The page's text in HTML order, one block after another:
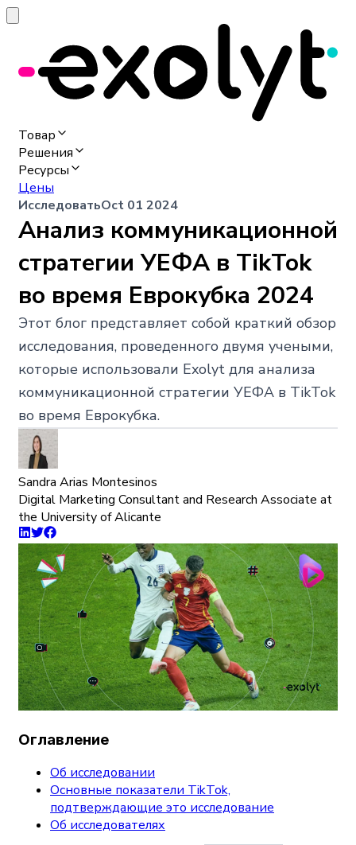
Товар
Решения
Ресурсы
Цены
ИсследоватьOct 01 2024
Анализ коммуникационной
стратегии УЕФА в TikTok
во время Еврокубка 2024
Этот блог представляет собой краткий обзор
исследования, проведенного двумя учеными,
которые использовали Exolyt для анализа
коммуникационной стратегии УЕФА в TikTok
во время Еврокубка.
Sandra Arias Montesinos
Digital Marketing Consultant and Research Associate at
the University of Alicante
Оглавление
Об исследовании
Основные показатели TikTok,
подтверждающие это исследование
Об исследователях